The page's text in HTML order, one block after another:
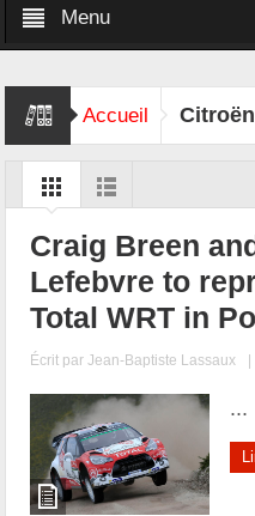
Menu
Accueil
Craig Breen
Lefebvre to
Total WRT in
Écrit parJean-Baptiste Lassaux |
...